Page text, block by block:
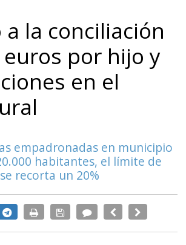
la conciliación
euros por hijo y
en el
empadronadas en municipio
habitantes, el límite de
recorta un 20%